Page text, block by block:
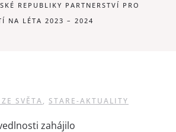
REPUBLIKY PARTNERSTVÍ PRO
NA LÉTA 2023 – 2024
SVĚTA, STARE-AKTUALITY
zahájilo